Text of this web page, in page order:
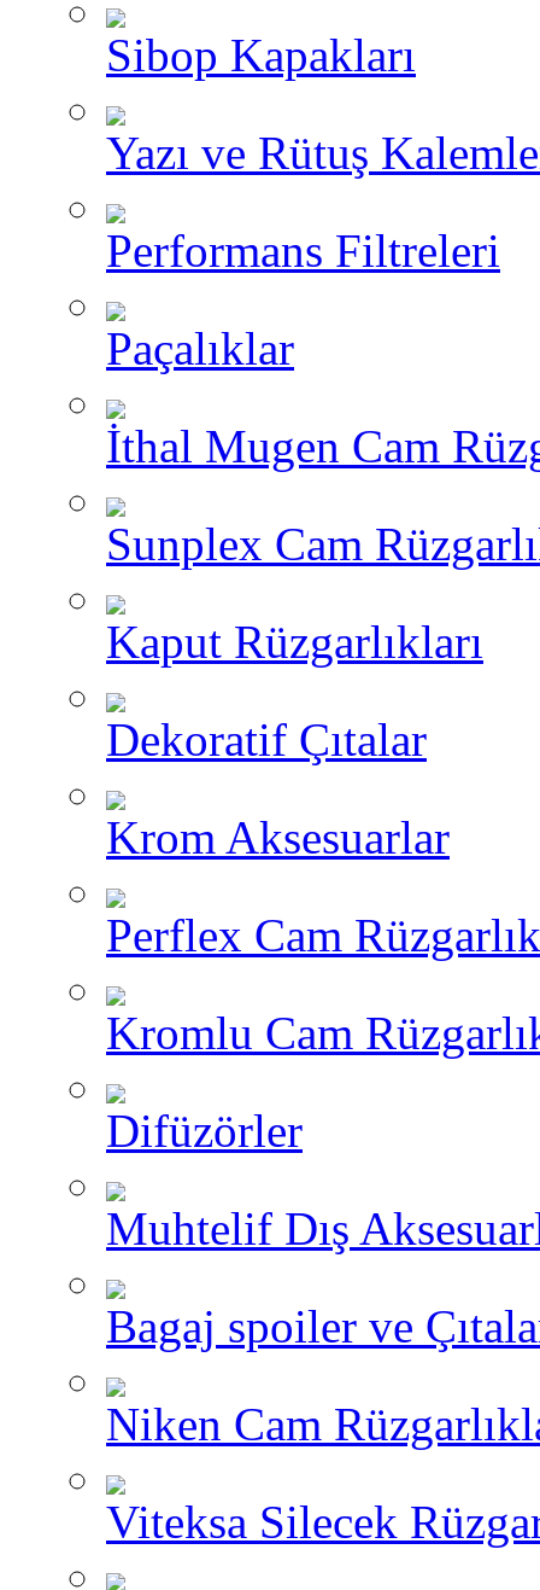
Sibop Kapakları
Yazı ve Rütuş
Performans Filtreleri
Paçalıklar
İthal Mugen Cam
Sunplex Cam
Kaput Rüzgarlıkları
Dekoratif Çıtalar
Krom Aksesuarlar
Perflex Cam
Kromlu Cam
Difüzörler
Muhtelif Dış
Bagaj spoiler ve
Niken Cam
Viteksa Silecek